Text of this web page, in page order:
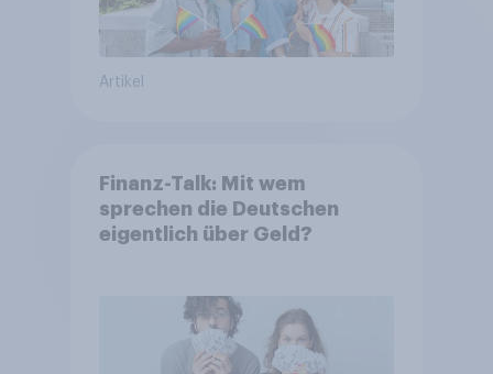
Artikel
Finanz-Talk: Mit wem
sprechen die Deutschen
eigentlich über Geld?